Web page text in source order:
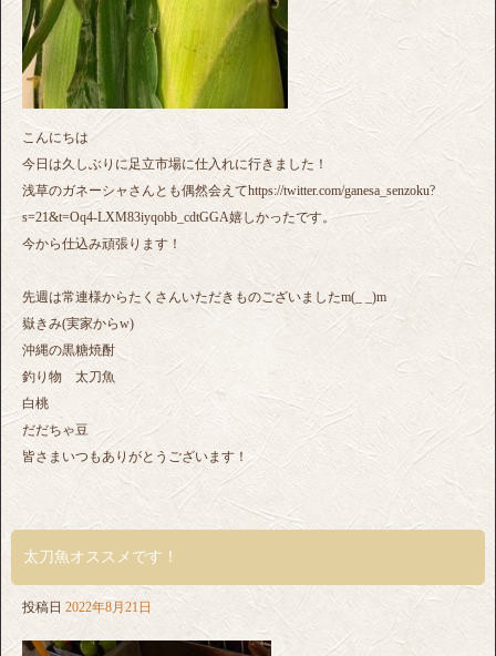
こんにちは
今日は久しぶりに足立市場に仕入れに行きました！
浅草のガネーシャさんとも偶然会えてhttps://twitter.com/ganesa_senzoku?
s=21&t=Oq4-LXM83iyqobb_cdtGGA嬉しかったです。
今から仕込み頑張ります！
先週は常連様からたくさんいただきものございましたm(_ _)m
嶽きみ(実家からw)
沖縄の黒糖焼酎
釣り物 太刀魚
白桃
だだちゃ豆
皆さまいつもありがとうございます！
太刀魚オススメです！
投稿日 2022年8月21日